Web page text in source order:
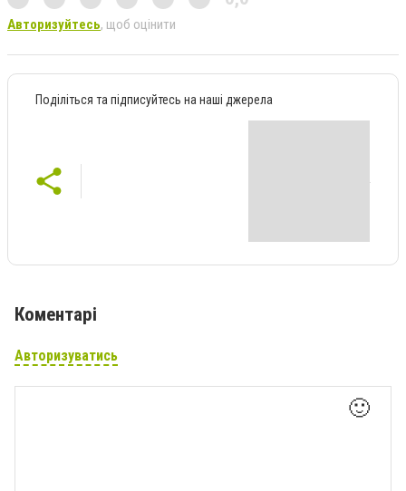
Авторизуйтесь, щоб оцінити
Поділіться та підписуйтесь на наші джерела
Коментарі
Авторизуватись
🙂